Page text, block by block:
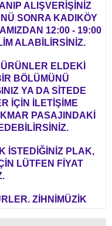
ALIŞVERİŞİNİZ
SONRA KADIKÖY
12:00 - 19:00
ALABİLİRSİNİZ.
ELDEKİ
BÖLÜMÜNÜ
YA DA SİTEDE
İÇİN İLETİŞİME
PASAJINDAKİ
İSTEDİĞİNİZ PLAK,
LÜTFEN FİYAT
ZİHNİMÜZİK